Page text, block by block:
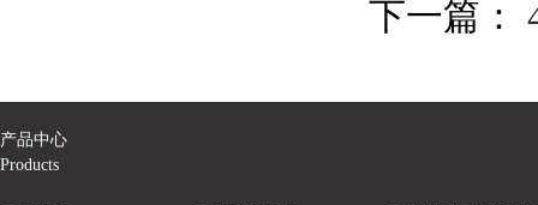
下一篇：
产品中心
Products